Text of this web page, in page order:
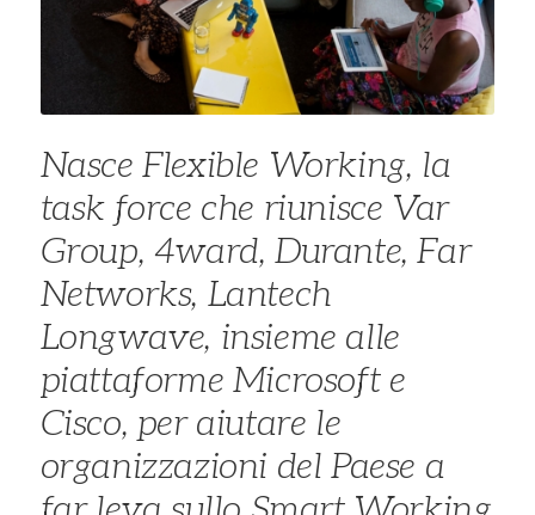
Nasce Flexible Working, la
task force che riunisce Var
Group, 4ward, Durante, Far
Networks, Lantech
Longwave, insieme alle
piattaforme Microsoft e
Cisco, per aiutare le
organizzazioni del Paese a